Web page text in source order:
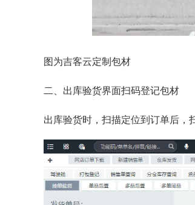
图为吉客云定制包材
二、出库验货界面扫码登记包材
出库验货时，扫描定位到订单后，